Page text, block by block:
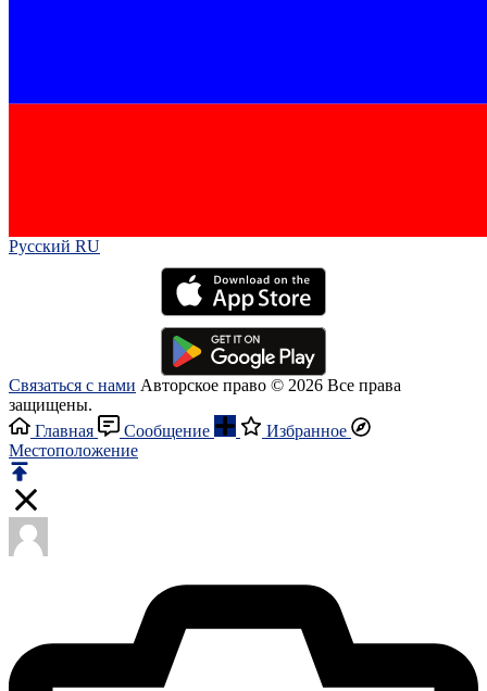
Русский RU‎
Связаться с нами Авторское право © 2026 Все права
защищены.
Главная
Сообщение
Избранное
Местоположение